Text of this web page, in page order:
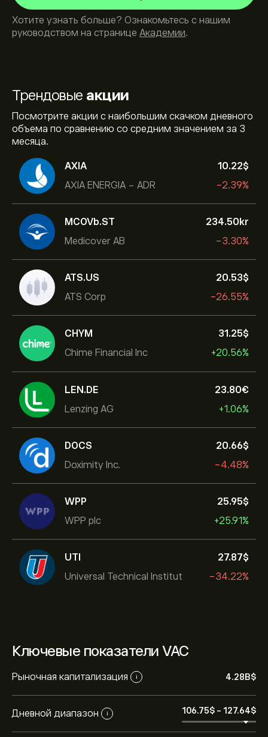
Трендовые акции
Посмотрите акции с наибольшим скачком дневного
объема по сравнению со средним значением за 3
месяца.
AXIA
AXIA ENERGIA - ADR
10.22‎$‎
-2.39%
MCOVb.ST
Medicover AB
234.50‎kr‎
-3.30%
ATS.US
ATS Corp
20.53‎$‎
-26.55%
CHYM
Chime Financial Inc
31.25‎$‎
+20.56%
LEN.DE
Lenzing AG
23.80‎€‎
+1.06%
DOCS
Doximity Inc.
20.66‎$‎
-4.48%
WPP
WPP plc
25.95‎$‎
+25.91%
UTI
Universal Technical Institut
27.87‎$‎
-34.22%
Ключевые показатели VAC
Рыночная капитализация i 4.28B‎$‎
Дневной диапазон i 106.75‎$‎ - 127.64‎$‎
Хотите узнать больше? Ознакомьтесь с нашим
руководством на странице Академии.